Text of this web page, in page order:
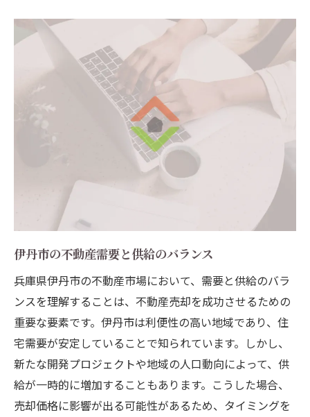
伊丹市の不動産需要と供給のバランス
兵庫県伊丹市の不動産市場において、需要と供給のバラ
ンスを理解することは、不動産売却を成功させるための
重要な要素です。伊丹市は利便性の高い地域であり、住
宅需要が安定していることで知られています。しかし、
新たな開発プロジェクトや地域の人口動向によって、供
給が一時的に増加することもあります。こうした場合、
売却価格に影響が出る可能性があるため、タイミングを